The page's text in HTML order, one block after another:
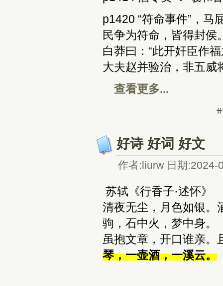
p1420 “符命事件”，马
民争为符命，皆得封侯
白莽曰：“此开奸臣作
大夫赵并验治，非五威
查看更多...
好诗 好词 好文
作者:liurw 日期:2024-
苏轼《行香子·述怀》
清夜无尘，月色如银。
驹，石中火，梦中身。
虽抱文章，开口谁亲。
琴，一壶酒，一溪云。